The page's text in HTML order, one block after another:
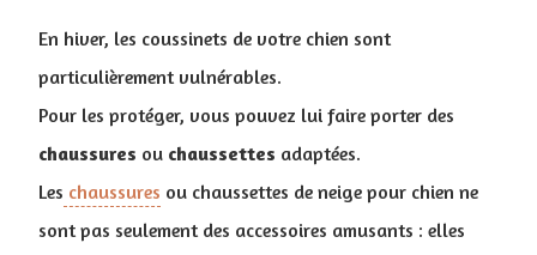
En hiver, les coussinets de votre chien sont
particulièrement vulnérables.
Pour les protéger, vous pouvez lui faire porter des
chaussures ou chaussettes adaptées.
Les chaussures ou chaussettes de neige pour chien ne
sont pas seulement des accessoires amusants : elles